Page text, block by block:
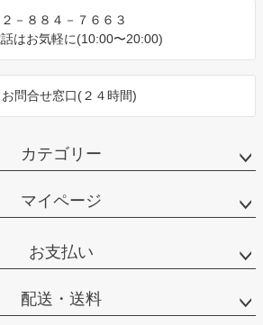
２－８８４－７６６３
はお気軽に(10:00〜20:00)
お問合せ窓口(２４時間)
カテゴリー
マイページ
お支払い
配送・送料